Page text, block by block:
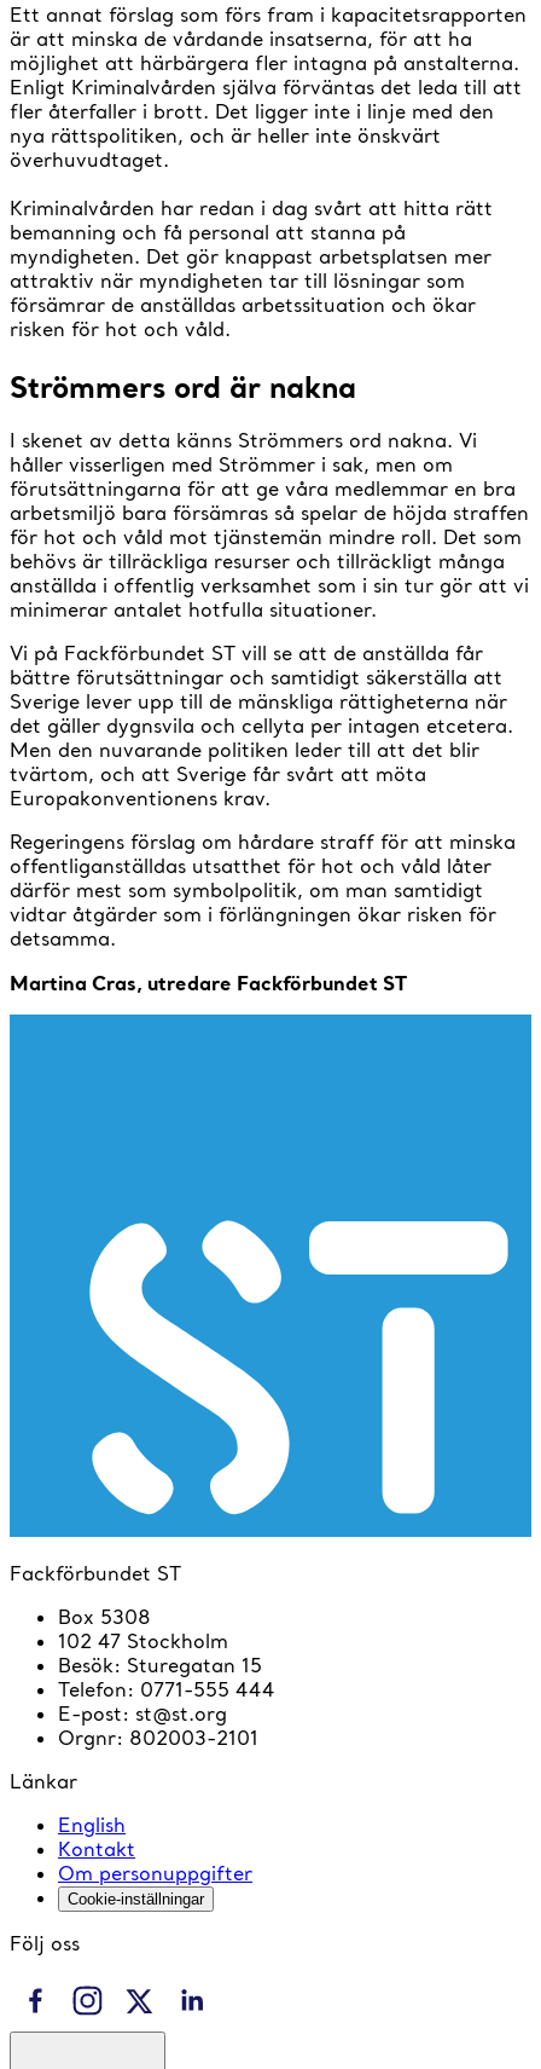
Ett annat förslag som förs fram i kapacitetsrapporten
är att minska de vårdande insatserna, för att ha
möjlighet att härbärgera fler intagna på anstalterna.
Enligt Kriminalvården själva förväntas det leda till att
fler återfaller i brott. Det ligger inte i linje med den
nya rättspolitiken, och är heller inte önskvärt
överhuvudtaget.
Kriminalvården har redan i dag svårt att hitta rätt
bemanning och få personal att stanna på
myndigheten. Det gör knappast arbetsplatsen mer
attraktiv när myndigheten tar till lösningar som
försämrar de anställdas arbetssituation och ökar
risken för hot och våld.
Strömmers ord är nakna
I skenet av detta känns Strömmers ord nakna. Vi
håller visserligen med Strömmer i sak, men om
förutsättningarna för att ge våra medlemmar en bra
arbetsmiljö bara försämras så spelar de höjda straffen
för hot och våld mot tjänstemän mindre roll. Det som
behövs är tillräckliga resurser och tillräckligt många
anställda i offentlig verksamhet som i sin tur gör att vi
minimerar antalet hotfulla situationer.
Vi på Fackförbundet ST vill se att de anställda får
bättre förutsättningar och samtidigt säkerställa att
Sverige lever upp till de mänskliga rättigheterna när
det gäller dygnsvila och cellyta per intagen etcetera.
Men den nuvarande politiken leder till att det blir
tvärtom, och att Sverige får svårt att möta
Europakonventionens krav.
Regeringens förslag om hårdare straff för att minska
offentliganställdas utsatthet för hot och våld låter
därför mest som symbolpolitik, om man samtidigt
vidtar åtgärder som i förlängningen ökar risken för
detsamma.
Martina Cras, utredare Fackförbundet ST
Fackförbundet ST
Box 5308
102 47 Stockholm
Besök: Sturegatan 15
Telefon: 0771-555 444
E-post: st@st.org
Orgnr: 802003-2101
Länkar
English
Kontakt
Om personuppgifter
Cookie-inställningar
Följ oss